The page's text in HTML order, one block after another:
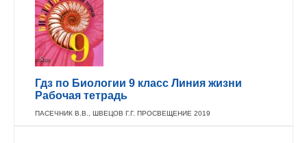
Гдз по Биологии 9 класс Линия жизни
Рабочая тетрадь
ПАСЕЧНИК В.В., ШВЕЦОВ Г.Г. ПРОСВЕЩЕНИЕ 2019